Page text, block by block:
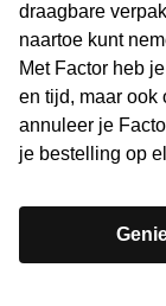
draagbare
naartoe kunt
Met Factor heb
en tijd, maar ook
annuleer je
je bestelling op